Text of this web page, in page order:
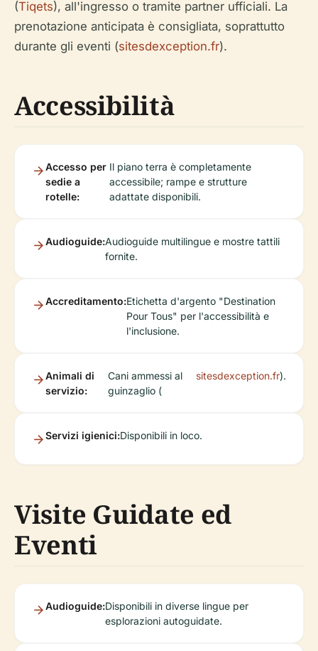
(Tiqets), all'ingresso o tramite partner ufficiali. La
prenotazione anticipata è consigliata, soprattutto
durante gli eventi (sitesdexception.fr).
Accessibilità
Accesso per
sedie a
rotelle:
Il piano terra è completamente
accessibile; rampe e strutture
adattate disponibili.
Audioguide:Audioguide multilingue e mostre tattili
fornite.
Accreditamento:Etichetta d'argento "Destination
Pour Tous" per l'accessibilità e
l'inclusione.
Animali di
servizio:
Cani ammessi al
guinzaglio (
sitesdexception.fr).
Servizi igienici:Disponibili in loco.
Visite Guidate ed
Eventi
Audioguide:Disponibili in diverse lingue per
esplorazioni autoguidate.